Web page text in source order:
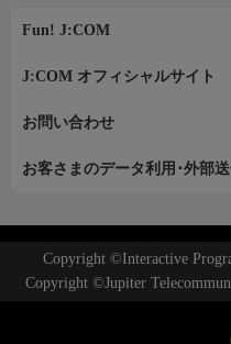
Fun! J:COM
J:COM オフィシャルサイト
お問い合わせ
お客さまのデータ利用･外部
Copyright ©Interactive
Copyright ©Jupiter